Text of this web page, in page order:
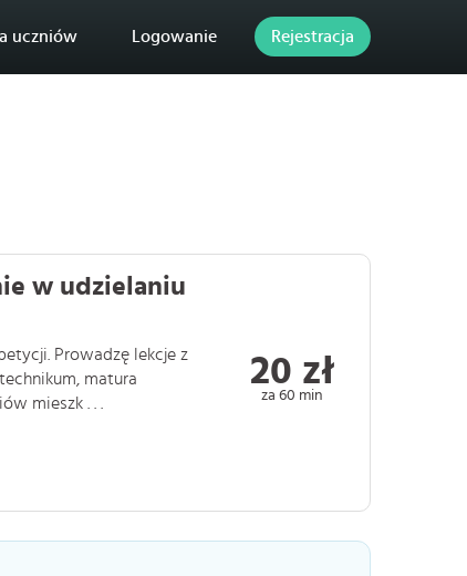
uczniów Logowanie Rejestracja
w udzielaniu
Prowadzę lekcje z
matura
mieszk . . .
20 zł
za 60 min